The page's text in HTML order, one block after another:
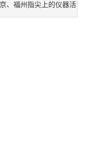
、福州指尖上的仪器活